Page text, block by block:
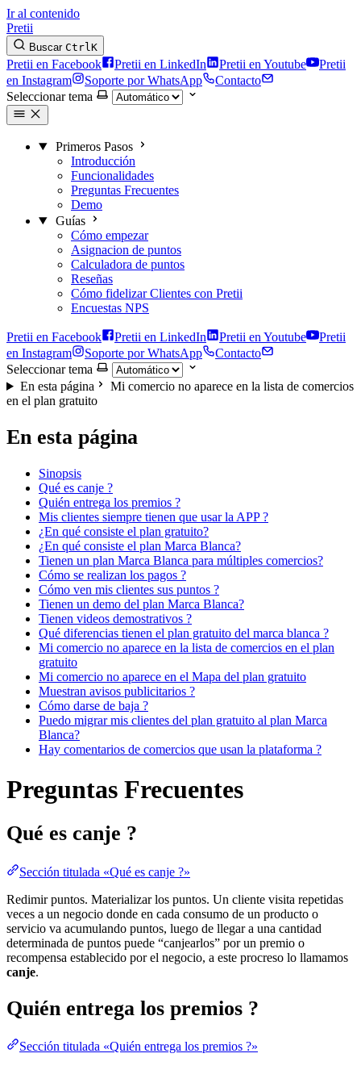
Ir al contenido
Pretii
Buscar CtrlK
Pretii en Facebook Pretii en LinkedIn Pretii en Youtube
Pretii
en Instagram
Soporte por WhatsApp
Contacto
Seleccionar tema
Primeros Pasos
Introducción
Funcionalidades
Preguntas Frecuentes
Demo
Guías
Cómo empezar
Asignacion de puntos
Calculadora de puntos
Reseñas
Cómo fidelizar Clientes con Pretii
Encuestas NPS
Pretii en Facebook Pretii en LinkedIn Pretii en Youtube
Pretii
en Instagram
Soporte por WhatsApp
Contacto
Seleccionar tema
En esta página
Mi comercio no aparece en la lista de comercios
en el plan gratuito
En esta página
Sinopsis
Qué es canje ?
Quién entrega los premios ?
Mis clientes siempre tienen que usar la APP ?
¿En qué consiste el plan gratuito?
¿En qué consiste el plan Marca Blanca?
Tienen un plan Marca Blanca para múltiples comercios?
Cómo se realizan los pagos ?
Cómo ven mis clientes sus puntos ?
Tienen un demo del plan Marca Blanca?
Tienen videos demostrativos ?
Qué diferencias tienen el plan gratuito del marca blanca ?
Mi comercio no aparece en la lista de comercios en el plan
gratuito
Mi comercio no aparece en el Mapa del plan gratuito
Muestran avisos publicitarios ?
Cómo darse de baja ?
Puedo migrar mis clientes del plan gratuito al plan Marca
Blanca?
Hay comentarios de comercios que usan la plataforma ?
Preguntas Frecuentes
Qué es canje ?
Sección titulada «Qué es canje ?»
Redimir puntos. Materializar los puntos. Un cliente visita repetidas
veces a un negocio donde en cada consumo de un producto o
servicio va acumulando puntos, luego de llegar a una cantidad
determinada de puntos puede “canjearlos” por un premio o
recompensa establecido por el negocio, a este procreso lo llamamos
canje.
Quién entrega los premios ?
Sección titulada «Quién entrega los premios ?»